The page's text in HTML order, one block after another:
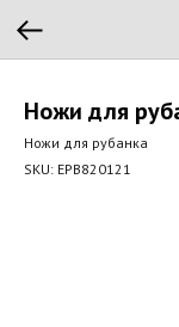
Ножи для
Ножи для рубанка
SKU: EPB820121